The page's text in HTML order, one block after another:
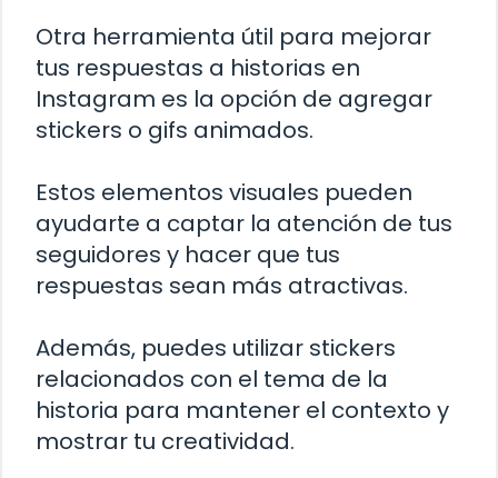
Otra herramienta útil para mejorar
tus respuestas a historias en
Instagram es la opción de agregar
stickers o gifs animados.
Estos elementos visuales pueden
ayudarte a captar la atención de tus
seguidores y hacer que tus
respuestas sean más atractivas.
Además, puedes utilizar stickers
relacionados con el tema de la
historia para mantener el contexto y
mostrar tu creatividad.